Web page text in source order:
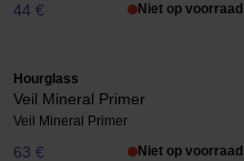
44 € Niet op voorraad
Hourglass
Veil Mineral Primer
Veil Mineral Primer
63 € Niet op voorraad